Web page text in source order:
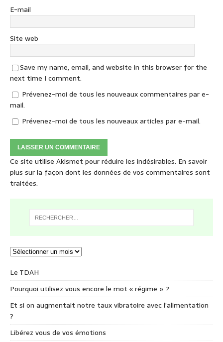
E-mail
Site web
Save my name, email, and website in this browser for the
next time I comment.
Prévenez-moi de tous les nouveaux commentaires par e-
mail.
Prévenez-moi de tous les nouveaux articles par e-mail.
Ce site utilise Akismet pour réduire les indésirables. En savoir
plus sur la façon dont les données de vos commentaires sont
traitées.
Le TDAH
Pourquoi utilisez vous encore le mot « régime » ?
Et si on augmentait notre taux vibratoire avec l’alimentation
?
Libérez vous de vos émotions